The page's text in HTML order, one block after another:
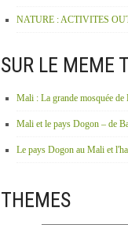
NATURE : ACTIVITES
SUR LE MEME
Mali : La grande mosquée
Mali et le pays Dogon – de
Le pays Dogon au Mali et
THEMES